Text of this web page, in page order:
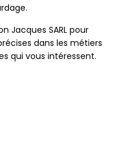
Jacques SARL pour
dans les métiers
qui vous intéressent.